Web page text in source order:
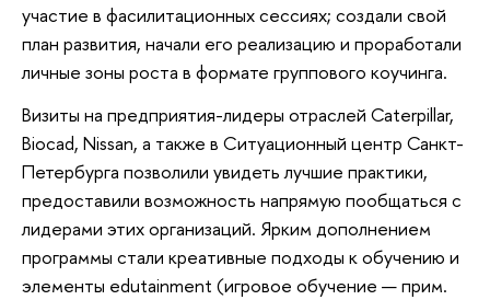
участие в фасилитационных сессиях; создали свой
план развития, начали его реализацию и проработали
личные зоны роста в формате группового коучинга.
Визиты на предприятия-лидеры отраслей Caterpillar,
Biocad, Nissan, а также в Ситуационный центр Санкт-
Петербурга позволили увидеть лучшие практики,
предоставили возможность напрямую пообщаться с
лидерами этих организаций. Ярким дополнением
программы стали креативные подходы к обучению и
элементы edutainment (игровое обучение — прим.